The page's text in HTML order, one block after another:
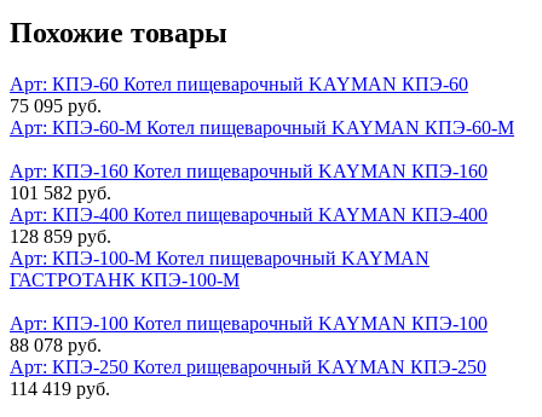
Похожие товары
Арт: КПЭ-60 Котел пищеварочный KAYMAN КПЭ-60
75 095 руб.
Арт: КПЭ-60-М Котел пищеварочный KAYMAN КПЭ-60-М
Арт: КПЭ-160 Котел пищеварочный KAYMAN КПЭ-160
101 582 руб.
Арт: КПЭ-400 Котел пищеварочный KAYMAN КПЭ-400
128 859 руб.
Арт: КПЭ-100-М Котел пищеварочный KAYMAN
ГАСТРОТАНК КПЭ-100-М
Арт: КПЭ-100 Котел пищеварочный KAYMAN КПЭ-100
88 078 руб.
Арт: КПЭ-250 Котел рищеварочный KAYMAN КПЭ-250
114 419 руб.